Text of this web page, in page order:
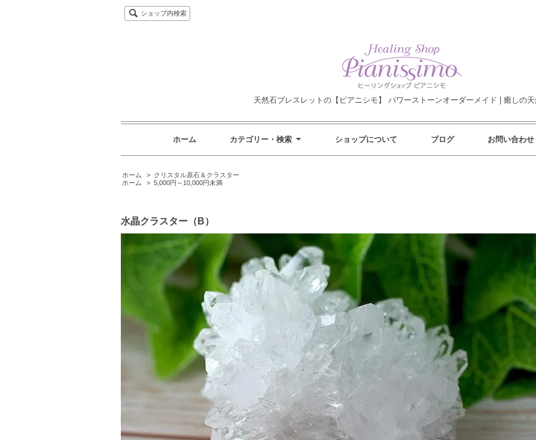
ショップ内検索
天然石ブレスレットの【ピアニシモ】 パワーストーンオーダーメイド | 癒しの
ホーム カテゴリー・検索 ショップについて ブログ お問い合わせ
ホーム > クリスタル原石＆クラスター
ホーム
> 5,000円～10,000円未満
水晶クラスター（B）